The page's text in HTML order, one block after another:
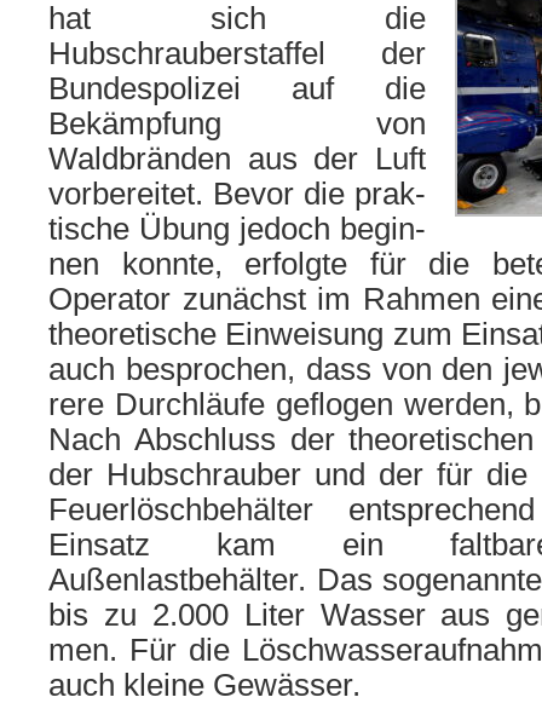
hat sich die
Hubschrauberstaffel der
Bundespolizei auf die
Bekämpfung von
Waldbränden aus der Luft
vor­be­rei­tet. Bevor die prak­
ti­sche Übung jedoch begin­
nen konn­te, erfolg­te für die
Operator zunächst im Rahmen
theo­re­ti­sche Einweisung zum
auch bespro­chen, dass von den
re­re Durchläufe geflo­gen wer­den,
Nach Abschluss der
der Hubschrauber und der für die
Feuerlöschbehälter
Einsatz kam ein
Außenlastbehälter. Das
bis zu 2.000 Liter Wasser aus
men. Für die
auch klei­ne Gewässer.